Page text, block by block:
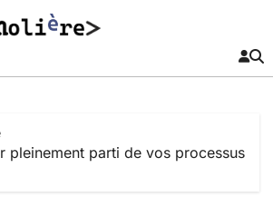
pleinement parti de vos processus